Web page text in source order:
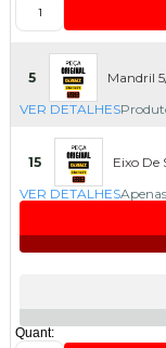
5
Mandril
VER DETALHES
15
Eixo De
VER DETALHES
Quant: